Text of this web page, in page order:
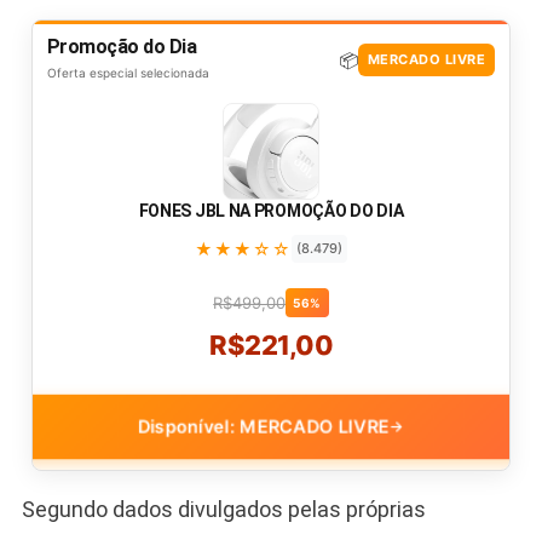
Promoção do Dia
Oferta especial selecionada
📦 MERCADO LIVRE
FONES JBL NA PROMOÇÃO DO DIA
★★★☆☆ (8.479)
R$499,00 56%
R$221,00
Disponível: MERCADO LIVRE→
Segundo dados divulgados pelas próprias